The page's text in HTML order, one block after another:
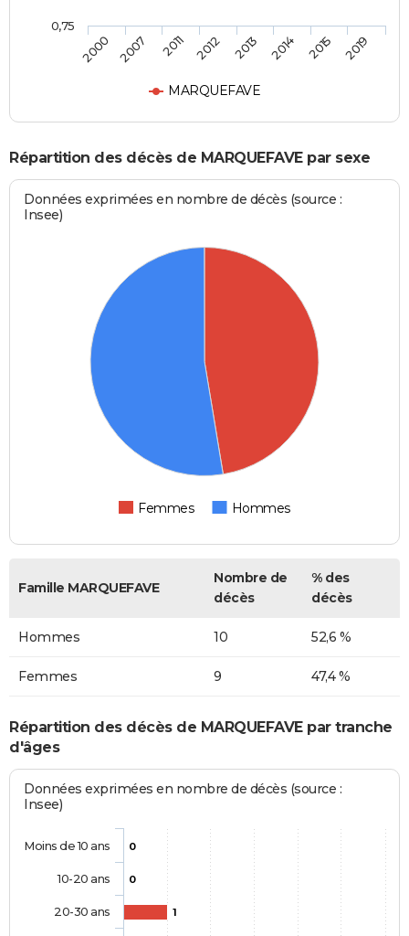
MARQUEFAVE
2000 2007 2011 2012 2013 2014 2015 2019
0,75
Répartition des décès de MARQUEFAVE par sexe
Données exprimées en nombre de décès (source :
Insee)
Femmes Hommes
Famille MARQUEFAVE
Nombre de
décès
% des
décès
Hommes 10 52,6 %
Femmes 9 47,4 %
Répartition des décès de MARQUEFAVE par tranche
d'âges
Données exprimées en nombre de décès (source :
Insee)
0
0
1
Moins de 10 ans
10-20 ans
20-30 ans